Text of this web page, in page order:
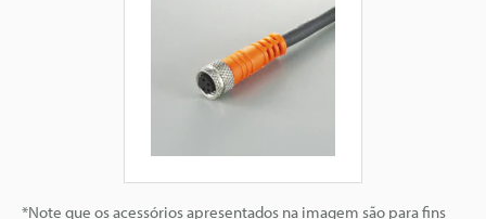
*Note que os acessórios apresentados na imagem são para fins